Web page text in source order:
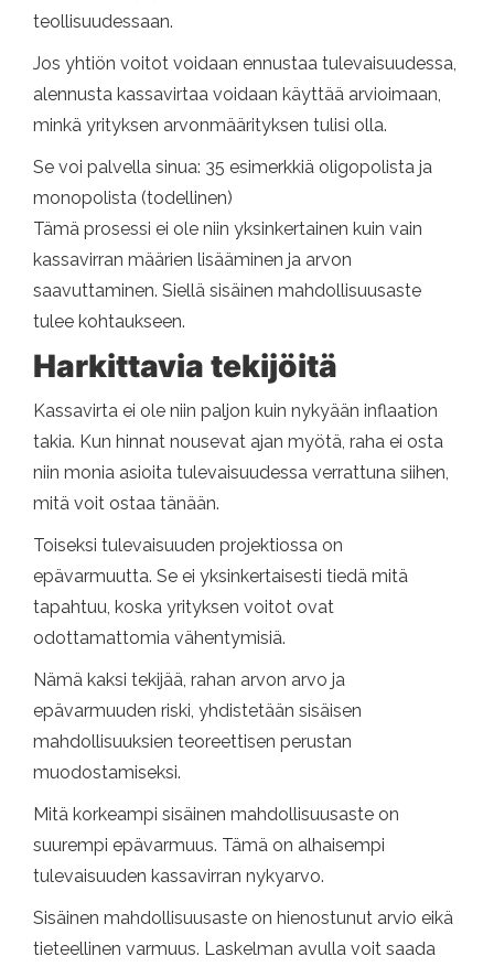
teollisuudessaan.
Jos yhtiön voitot voidaan ennustaa tulevaisuudessa,
alennusta kassavirtaa voidaan käyttää arvioimaan,
minkä yrityksen arvonmäärityksen tulisi olla.
Se voi palvella sinua: 35 esimerkkiä oligopolista ja
monopolista (todellinen)
Tämä prosessi ei ole niin yksinkertainen kuin vain
kassavirran määrien lisääminen ja arvon
saavuttaminen. Siellä sisäinen mahdollisuusaste
tulee kohtaukseen.
Harkittavia tekijöitä
Kassavirta ei ole niin paljon kuin nykyään inflaation
takia. Kun hinnat nousevat ajan myötä, raha ei osta
niin monia asioita tulevaisuudessa verrattuna siihen,
mitä voit ostaa tänään.
Toiseksi tulevaisuuden projektiossa on
epävarmuutta. Se ei yksinkertaisesti tiedä mitä
tapahtuu, koska yrityksen voitot ovat
odottamattomia vähentymisiä.
Nämä kaksi tekijää, rahan arvon arvo ja
epävarmuuden riski, yhdistetään sisäisen
mahdollisuuksien teoreettisen perustan
muodostamiseksi.
Mitä korkeampi sisäinen mahdollisuusaste on
suurempi epävarmuus. Tämä on alhaisempi
tulevaisuuden kassavirran nykyarvo.
Sisäinen mahdollisuusaste on hienostunut arvio eikä
tieteellinen varmuus. Laskelman avulla voit saada